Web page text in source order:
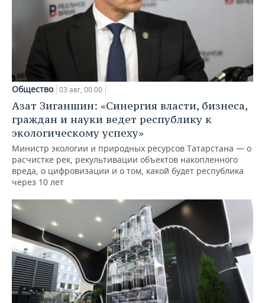
Общество 03 авг, 00:00
Азат Зиганшин: «Синергия власти, бизнеса,
граждан и науки ведет республику к
экологическому успеху»
Министр экологии и природных ресурсов Татарстана — о
расчистке рек, рекультивации объектов накопленного
вреда, о цифровизации и о том, какой будет республика
через 10 лет